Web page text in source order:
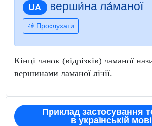
UA верши́на ла́маної
Прослухати
Кінці ланок (відрізків) ламаної
вершинами ламаної лінії.
Приклад застосування
в українській мові